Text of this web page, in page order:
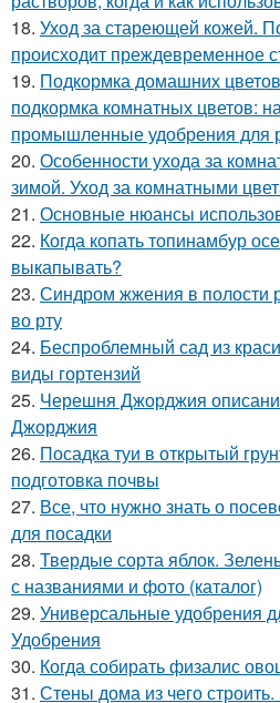
18. Уход за стареющей кожей.
происходит преждевременное
19. Подкормка домашних
подкормка комнатных цветов:
промышленные удобрения для
20. Особенности ухода за
зимой. Уход за комнатными
21. Основные нюансы
22. Когда копать топинамбур
выкапывать?
23. Синдром жжения в полости
во рту
24. Беспроблемный сад из
виды гортензий
25. Черешня Джорджия
Джорджия
26. Посадка туи в открытый
подготовка почвы
27. Все, что нужно знать о
для посадки
28. Твердые сорта яблок.
с названиями и фото (каталог)
29. Универсальные удобрения
Удобрения
30. Когда собирать физалис
31. Стены дома из чего